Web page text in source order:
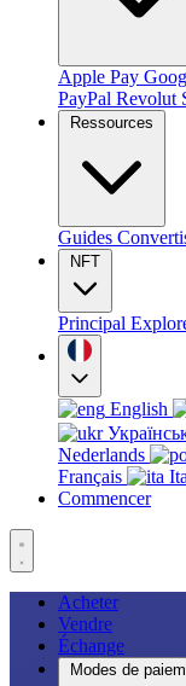
Apple Pay
PayPal Revolut
Ressources
Guides
NFT
Principal
English
Nederlands
Français
Commencer
Acheter
Vendre
Échange
Modes de